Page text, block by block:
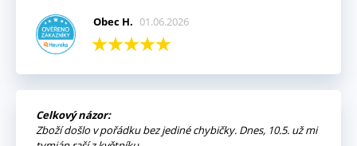
Obec H. 01.06.2026
Celkový názor:
Zboží došlo v pořádku bez jediné chybičky. Dnes, 10.5. už mi